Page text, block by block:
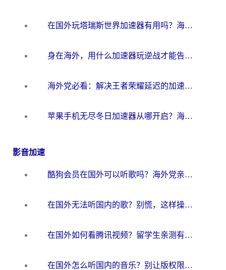
在国外玩塔瑞斯世界加速器有用吗？海外玩家亲测后的真实答案
身在海外，用什么加速器玩逆战才能告别延迟？
海外党必看：解决王者荣耀延迟的加速器终极指南——从EVE到猫和老鼠，一个工具全搞定
苹果手机无尽冬日加速器从哪开启？海外玩家的冬日生存指南
影音加速
酷狗会员在国外可以听歌吗？海外党亲测有效：3步解决音乐权限难题
在国外无法听国内的歌？别慌，这样操作就能畅听QQ音乐（附亲测加速器推荐）
在国外如何看腾讯视频？留学生亲测有效的回国加速方案
在国外怎么听国内的音乐？别让版权限制断了你的华语歌单